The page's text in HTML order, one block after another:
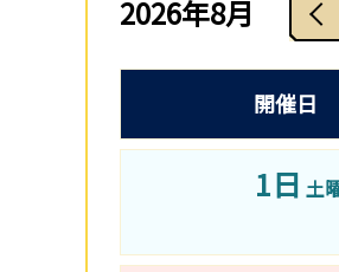
2026年8月
開催日
1日 土